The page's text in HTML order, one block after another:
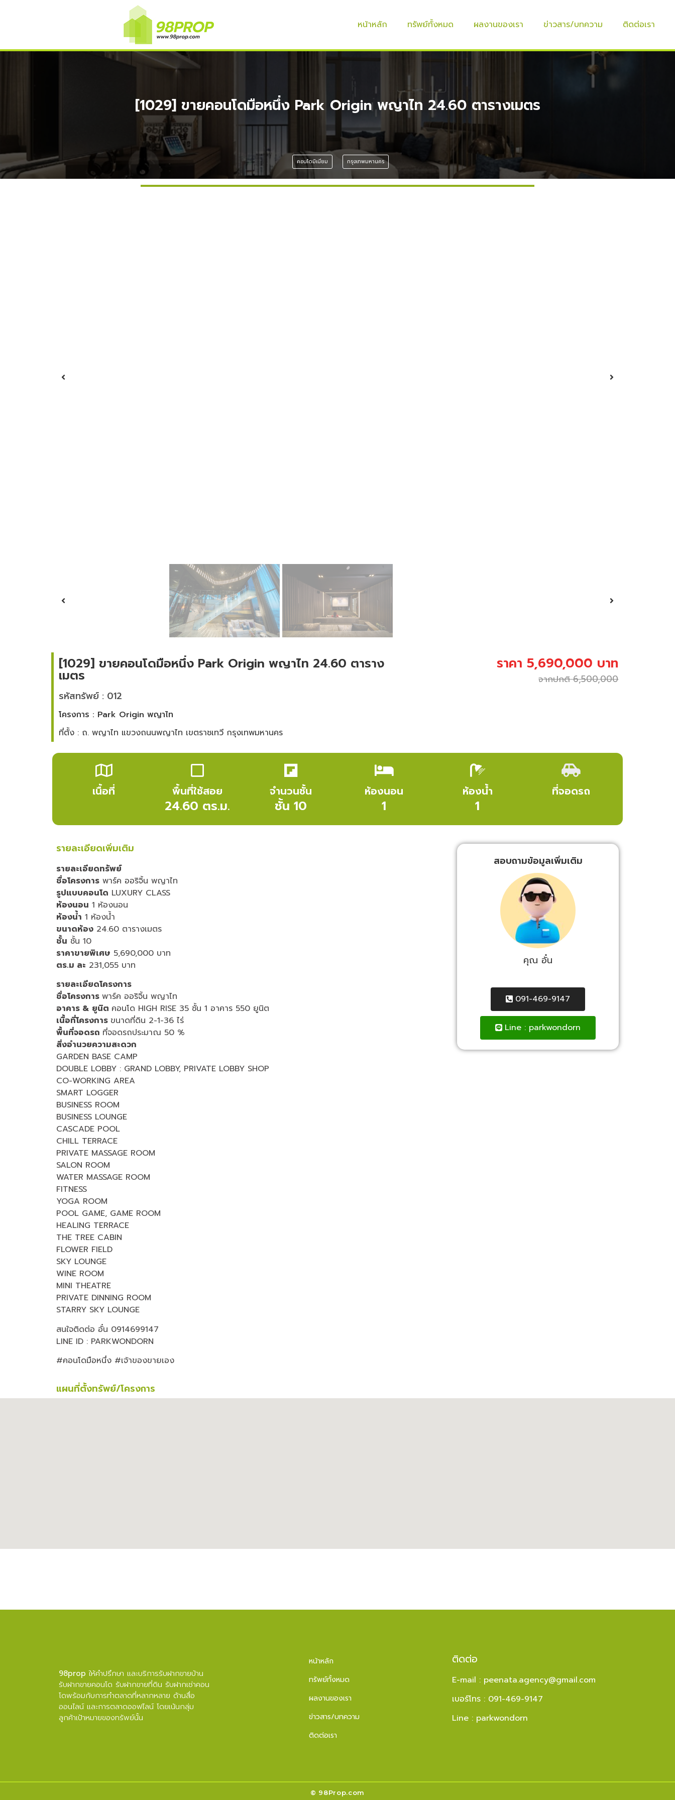
หน้าหลัก ทรัพย์ทั้งหมด ผลงานของเรา ข่าวสาร/บทความ ติดต่อเรา
[1029] ขายคอนโดมือหนึ่ง Park Origin พญาไท 24.60 ตารางเมตร
คอนโดมิเนียม กรุงเทพมหานคร
[1029] ขายคอนโดมือหนึ่ง Park Origin พญาไท 24.60 ตาราง
เมตร
รหัสทรัพย์ : 012
โครงการ : Park Origin พญาไท
ที่ตั้ง : ถ. พญาไท แขวงถนนพญาไท เขตราชเทวี กรุงเทพมหานคร
ราคา 5,690,000 บาท
จากปกติ 6,500,000
เนื้อที่ พื้นที่ใช้สอย
24.60 ตร.ม.
จำนวนชั้น
ชั้น 10
ห้องนอน
1
ห้องน้ำ
1
ที่จอดรถ
รายละเอียดเพิ่มเติม
รายละเอียดทรัพย์
ชื่อโครงการ พาร์ค ออริจิ้น พญาไท
รูปแบบคอนโด LUXURY CLASS
ห้องนอน 1 ห้องนอน
ห้องน้ำ 1 ห้องน้ำ
ขนาดห้อง 24.60 ตารางเมตร
ชั้น ชั้น 10
ราคาขายพิเศษ 5,690,000 บาท
ตร.ม ละ 231,055 บาท
รายละเอียดโครงการ
ชื่อโครงการ พาร์ค ออริจิ้น พญาไท
อาคาร & ยูนิต คอนโด HIGH RISE 35 ชั้น 1 อาคาร 550 ยูนิต
เนื้อที่โครงการ ขนาดที่ดิน 2-1-36 ไร่
พื้นที่จอดรถ ที่จอดรถประมาณ 50 %
สิ่งอำนวยความสะดวก
GARDEN BASE CAMP
DOUBLE LOBBY : GRAND LOBBY, PRIVATE LOBBY SHOP
CO-WORKING AREA
SMART LOGGER
BUSINESS ROOM
BUSINESS LOUNGE
CASCADE POOL
CHILL TERRACE
PRIVATE MASSAGE ROOM
SALON ROOM
WATER MASSAGE ROOM
FITNESS
YOGA ROOM
POOL GAME, GAME ROOM
HEALING TERRACE
THE TREE CABIN
FLOWER FIELD
SKY LOUNGE
WINE ROOM
MINI THEATRE
PRIVATE DINNING ROOM
STARRY SKY LOUNGE
สนใจติดต่อ อั๋น 0914699147
LINE ID : PARKWONDORN
#คอนโดมือหนึ่ง #เจ้าของขายเอง
สอบถามข้อมูลเพิ่มเติม
คุณ อั๋น
091-469-9147
Line : parkwondorn
แผนที่ตั้งทรัพย์/โครงการ
98prop ให้คำปรึกษา และบริการรับฝากขายบ้าน
รับฝากขายคอนโด รับฝากขายที่ดิน รับฝากเช่าคอน
โดพร้อมกับการทำตลาดที่หลากหลาย ด้านสื่อ
ออนไลน์ และการตลาดออฟไลน์ โดยเน้นกลุ่ม
ลูกค้าเป้าหมายของทรัพย์นั้น
หน้าหลัก
ทรัพย์ทั้งหมด
ผลงานของเรา
ข่าวสาร/บทความ
ติดต่อเรา
ติดต่อ
E-mail : peenata.agency@gmail.com
เบอร์โทร : 091-469-9147
Line : parkwondorn
© 98Prop.com